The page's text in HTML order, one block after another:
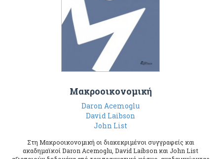
Μακροοικονομική
Daron Acemoglu
David Laibson
John List
Στη Μακροοικονομική οι διακεκριμένοι συγγραφείς και
ακαδημαϊκοί Daron Acemoglu, David Laibson και John List